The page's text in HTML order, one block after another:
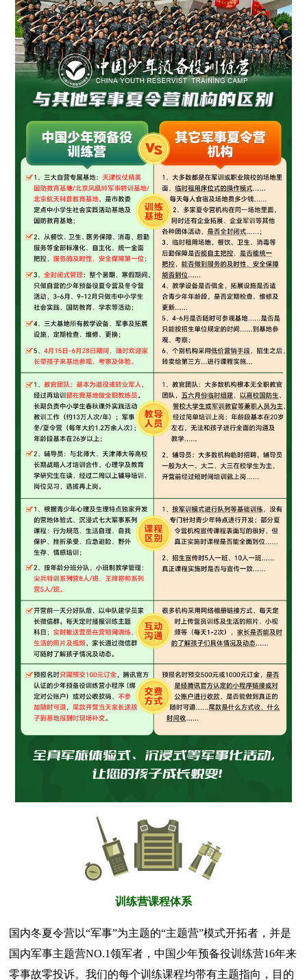
训练营课程体系
国内冬夏令营以“军事”为主题的“主题营”模式开拓者，并是
国内军事主题营NO.1领军者，中国少年预备役训练营16年来
零事故零投诉。我们的每个训练课程均带有主题指向，目的